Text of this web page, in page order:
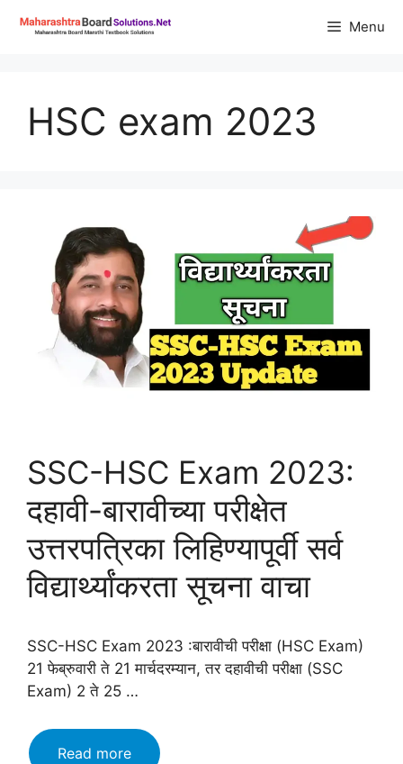
Menu
HSC exam 2023
SSC-HSC Exam 2023:
दहावी-बारावीच्या परीक्षेत
उत्तरपत्रिका लिहिण्यापूर्वी सर्व
विद्यार्थ्यांकरता सूचना वाचा
SSC-HSC Exam 2023 :बारावीची परीक्षा (HSC Exam)
21 फेब्रुवारी ते 21 मार्चदरम्यान, तर दहावीची परीक्षा (SSC
Exam) 2 ते 25 …
Read moreSSC-